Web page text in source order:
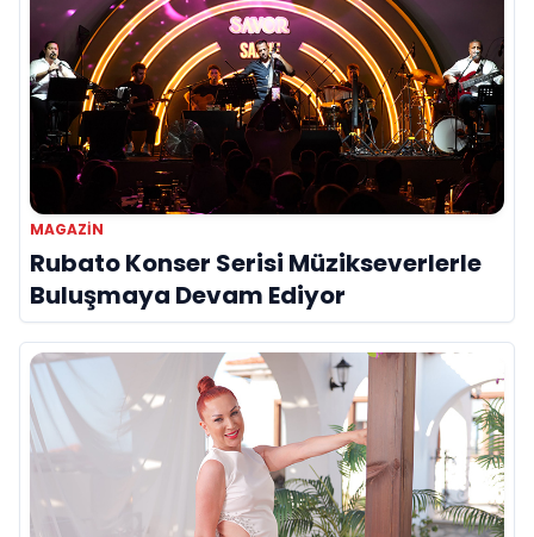
MAGAZIN
Rubato Konser Serisi Müzikseverlerle
Buluşmaya Devam Ediyor